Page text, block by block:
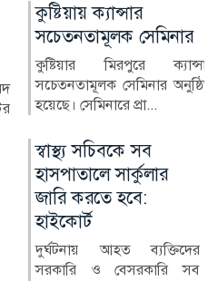
লাখ টাকার ফল-নাস্তা নিয়ে
সাবেক ইউএনওকে ঘিরে
প্রশ্ন
কুষ্টিয়ার মিরপুর উপজেলার সাবেক
নির্বাহী কর্মকর্তা (ইউএনও)
র‍্যাবের পরিবর্তে নতুন
বাহিনী, কী আছে খসড়া
আইনে?
র‍্যাপিড অ্যাকশন ব্যাটালিয়ন
(র‍্যাব) বিলুপ্ত করে স্পেশাল
রেসপন্স ব্যা...